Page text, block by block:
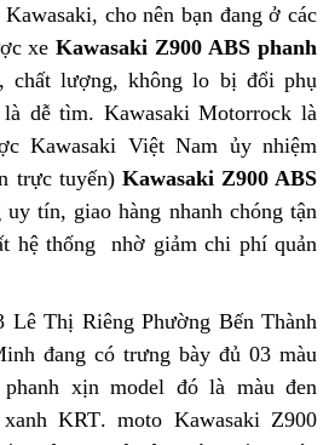
Kawasaki
Z900
ABS
phanh
2
kênh
Kawasaki, giá
vố
cho nên Kawasaki
Z900
ABS
phanh
2
kênh
bạn đang ở các
xeKawasaki Z900 ABS phanh
chất lượng, không lo bị đổi phụ
dễ tìmnơi
bán
. Kawasaki Motorrock là
Kawasaki Việt Nam ủy nhiệm
trực tuyến) Kawasaki Z900 ABS
uy tín, phụ
kiện
giao hàng nhanh chóng tận
hệ thống
tổng
nhờ giảm chi phí quản
Lê Thị Riêng Phường Bến Thành
giá
cạnh
tranh
trang
bị
Z900
đang có trưng bày đủ 03 màu
xịn model giá
vố
đó là màu đen
KRTthương
. khuyến
moto Kawasaki Z900